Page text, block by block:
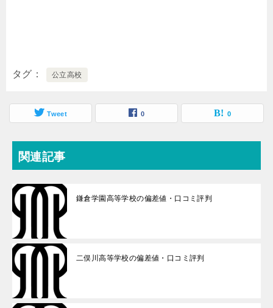
タグ 公立高校
Tweet 0 0
関連記事
鎌倉学園高等学校の偏差値・口コミ評判
二俣川高等学校の偏差値・口コミ評判